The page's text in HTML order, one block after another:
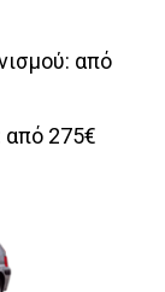
από
από 275€